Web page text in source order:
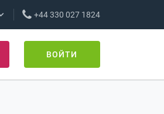
+44 330 027 1824
ВОЙТИ